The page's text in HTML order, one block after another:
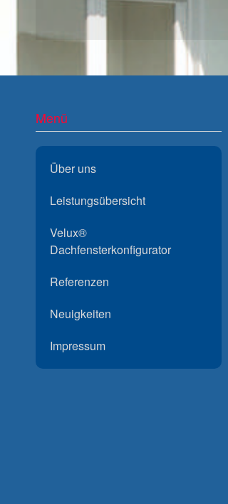
Menü
Über uns
Leistungsübersicht
Velux®
Dachfensterkonfigurator
Referenzen
Neuigkeiten
Impressum